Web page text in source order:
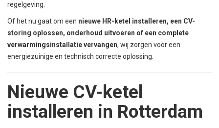
regelgeving.
Of het nu gaat om een nieuwe HR-ketel installeren, een CV-
storing oplossen, onderhoud uitvoeren of een complete
verwarmingsinstallatie vervangen, wij zorgen voor een
energiezuinige en technisch correcte oplossing.
Nieuwe CV-ketel
installeren in Rotterdam